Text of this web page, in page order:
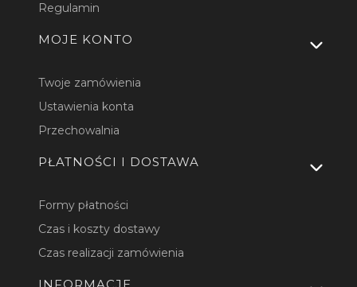
Regulamin
MOJE KONTO
Twoje zamówienia
Ustawienia konta
Przechowalnia
PŁATNOŚCI I DOSTAWA
Formy płatności
Czas i koszty dostawy
Czas realizacji zamówienia